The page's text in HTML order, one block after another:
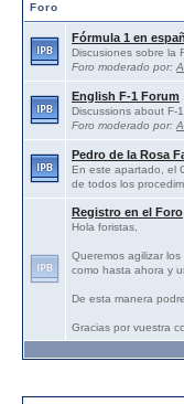
Foro
Fórmula 1 en
Discusiones sobre la
Foro moderado por:
English F-1 Forum
Discussions about F-1
Foro moderado por:
Pedro de la Rosa
En este apartado, el
de todos los
Registro en el Foro
Hola foristas,
Queremos agilizar
como hasta ahora y
De esta manera
Gracias por vuestra